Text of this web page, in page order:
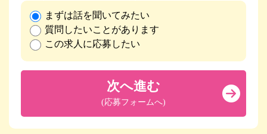
まずは話を聞いてみたい
質問したいことがあります
この求人に応募したい
次へ進む
(応募フォームへ)